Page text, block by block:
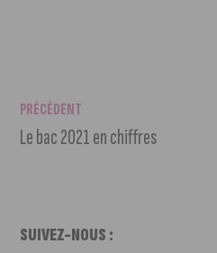
PRÉCÉDENT
Le bac 2021 en chiffres
SUIVEZ-NOUS :